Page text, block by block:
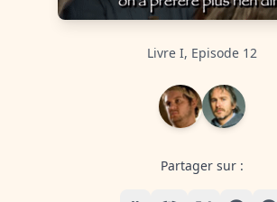
Livre I, Episode 12
Partager sur :